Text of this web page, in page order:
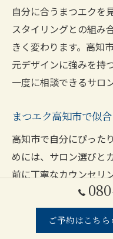
自分に合うまつエクを
スタイリングとの組み
きく変わります。高知
元デザインに強みを持
一度に相談できるサロ
まつエク高知市で似
高知市で自分にぴった
めには、サロン選びと
前に丁寧なカウンセリ
とで、まつげの生え方
イフスタイルまで考慮
ご予約はこちら